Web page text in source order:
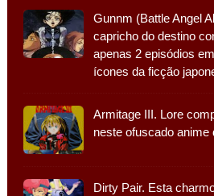
Gunnm (Battle Angel
capricho do destino
apenas 2 episódios
ícones da ficção
Armitage III. Lore
neste ofuscado
Dirty Pair. Esta